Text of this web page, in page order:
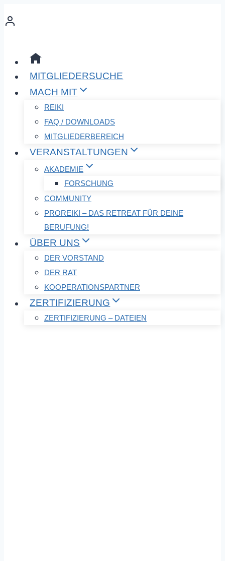
Inhalt
MITGLIEDERSUCHE
MACH MIT
REIKI
FAQ / DOWNLOADS
MITGLIEDERBEREICH
VERANSTALTUNGEN
AKADEMIE
FORSCHUNG
COMMUNITY
PROREIKI – DAS RETREAT FÜR DEINE
BERUFUNG!
ÜBER UNS
DER VORSTAND
DER RAT
KOOPERATIONSPARTNER
ZERTIFIZIERUNG
ZERTIFIZIERUNG – DATEIEN